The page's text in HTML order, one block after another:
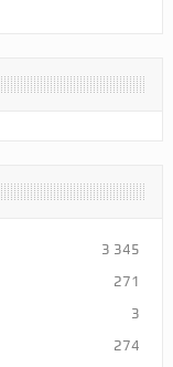
3 345
271
3
274